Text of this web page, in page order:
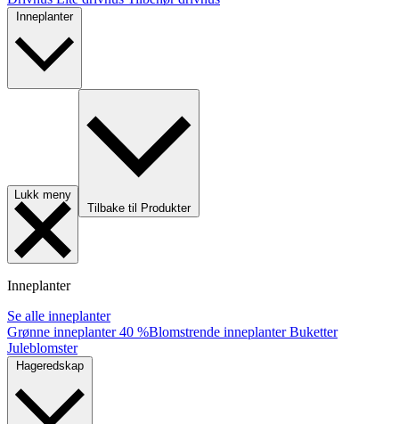
Inneplanter
Lukk meny
Tilbake til Produkter
Inneplanter
Se alle inneplanter
Grønne inneplanter40 %Blomstrende inneplanterBuketter
Juleblomster